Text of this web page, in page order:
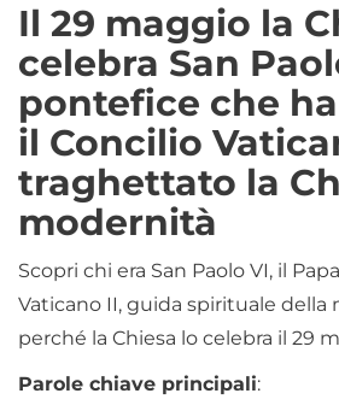
Il 29 maggio la
celebra San
pontefice che
il Concilio
traghettato la
modernità
Scopri chi era San Paolo VI, il
Vaticano II, guida spirituale della
perché la Chiesa lo celebra il 29
Parole chiave principali: